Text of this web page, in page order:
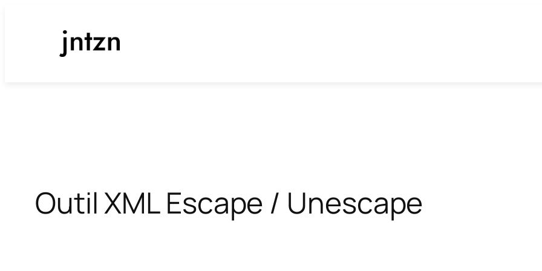
Outil XML Escape / Unescape